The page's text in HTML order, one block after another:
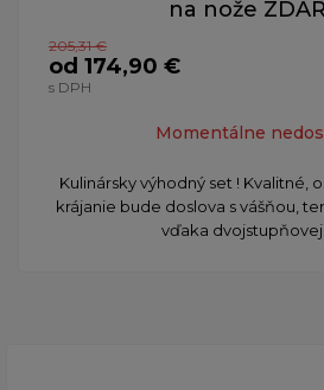
na nože
205,31 €
od 174,90 €
s DPH
Momentálne
​Kulinársky výhodný set ! Kvalitné,
krájanie bude doslova s vášňou,
vďaka dvojstupňovej